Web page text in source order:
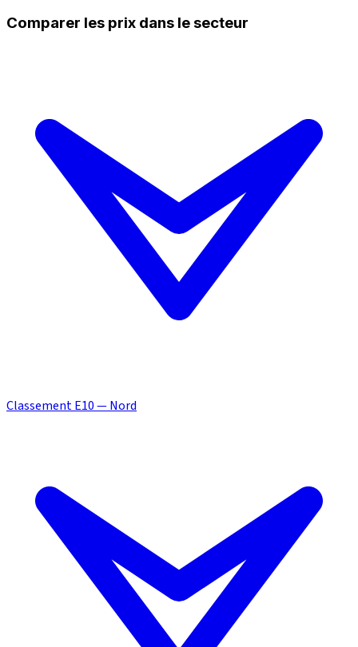
Comparer les prix dans le secteur
Classement E10 — Nord